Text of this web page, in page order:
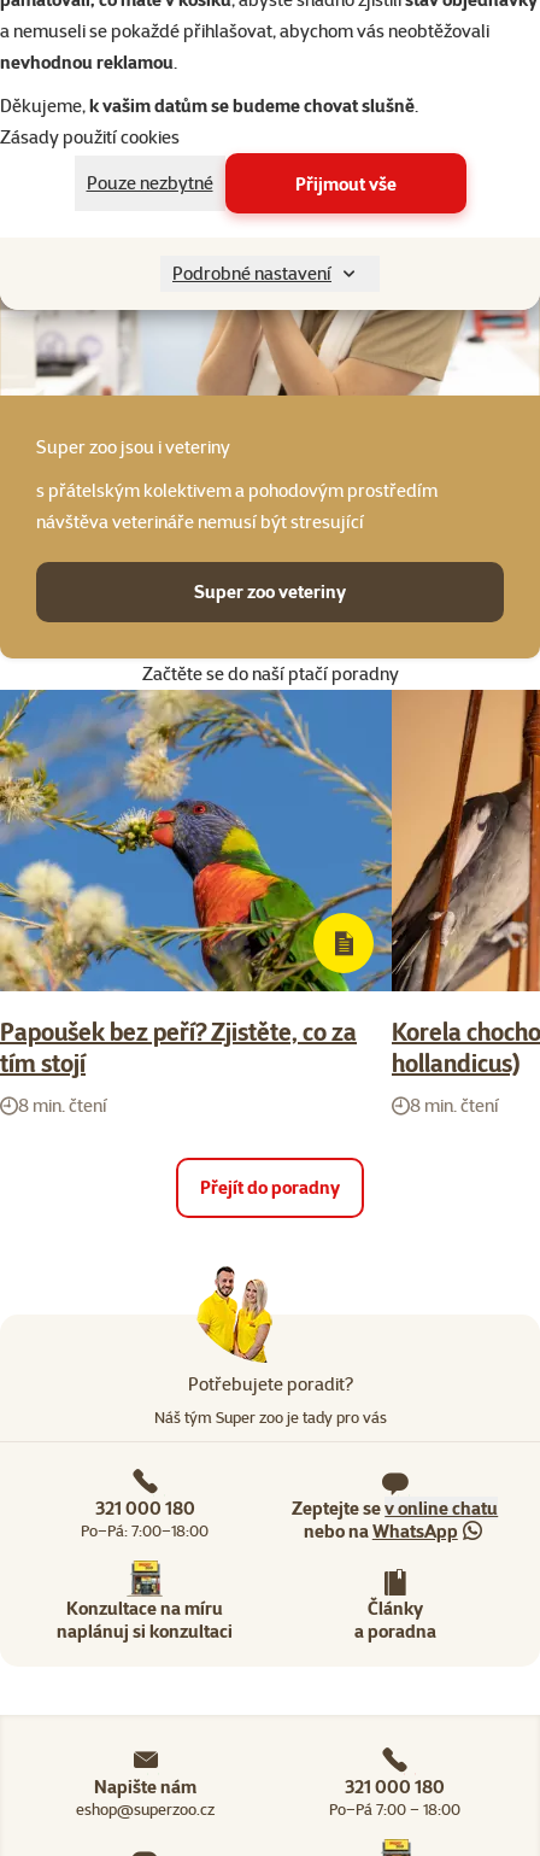
a nemuseli se pokaždé přihlašovat, abychom vás neobtěžovali
nevhodnou reklamou.
Děkujeme,k vašim datům se budeme chovat slušně.
Zásady použití cookies
Pouze nezbytné
Přijmout vše
Podrobné nastavení
Super zoo jsou i veteriny
s přátelským kolektivem a pohodovým prostředím
návštěva veterináře nemusí být stresující
Super zoo veteriny
Začtěte se do naší ptačí poradny
Papoušek bez peří? Zjistěte, co za
tím stojí
8 min. čtení
Korela
hollandicus)
8 min. čtení
Přejít do poradny
Potřebujete poradit?
Náš tým Super zoo je tady pro vás
321 000 180
Po–Pá: 7:00–18:00
Zeptejte sev online chatu
nebo naWhatsApp
Konzultace na míru
naplánuj si konzultaci
Články
a poradna
Napište nám
eshop@superzoo.cz
321 000 180
Po–Pá 7:00 – 18:00